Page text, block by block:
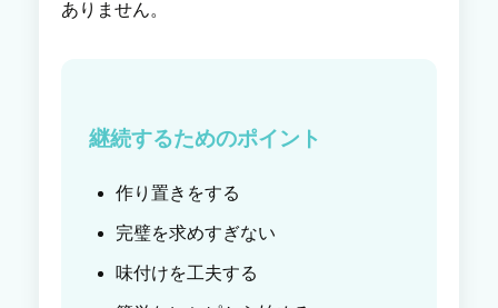
ありません。
継続するためのポイント
作り置きをする
完璧を求めすぎない
味付けを工夫する